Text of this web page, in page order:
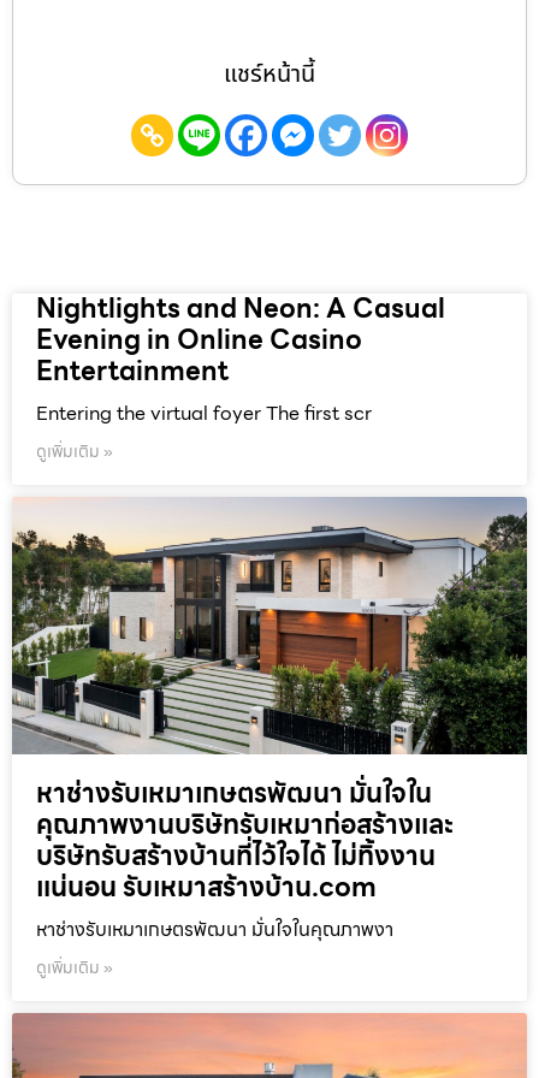
แชร์หน้านี้
Nightlights and Neon: A Casual
Evening in Online Casino
Entertainment
Entering the virtual foyer The first scr
ดูเพิ่มเติม »
หาช่างรับเหมาเกษตรพัฒนา มั่นใจใน
คุณภาพงานบริษัทรับเหมาก่อสร้างและ
บริษัทรับสร้างบ้านที่ไว้ใจได้ ไม่ทิ้งงาน
แน่นอน รับเหมาสร้างบ้าน.com
หาช่างรับเหมาเกษตรพัฒนา มั่นใจในคุณภาพงา
ดูเพิ่มเติม »